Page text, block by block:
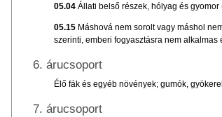
05.04 Állati belső részek, hólyag és
05.15 Máshová nem sorolt vagy máshol
szerinti, emberi fogyasztásra nem alkalmas
6. árucsoport
Élő fák és egyéb növények; gumók,
7. árucsoport